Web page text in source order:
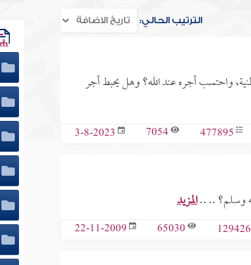
الترتيب الحالي:
واحتسب أجره عند الله؟ وهل يحبط أجر
477895
7054
3-8-2023
وسلم؟ .. ..المزيد
129426
65030
22-11-2009